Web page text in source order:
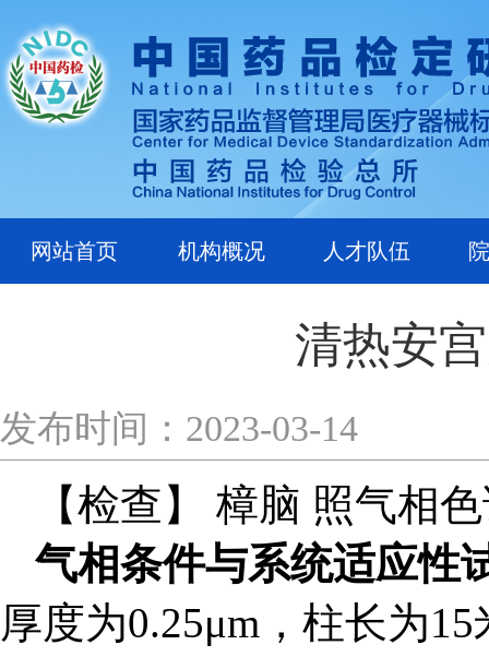
网站首页 机构概况 人才队伍
清热安
发布时间：2023-03-14
【检查】 樟脑 照气相
气相条件与系统适应性
厚度为0.25μm，柱长为